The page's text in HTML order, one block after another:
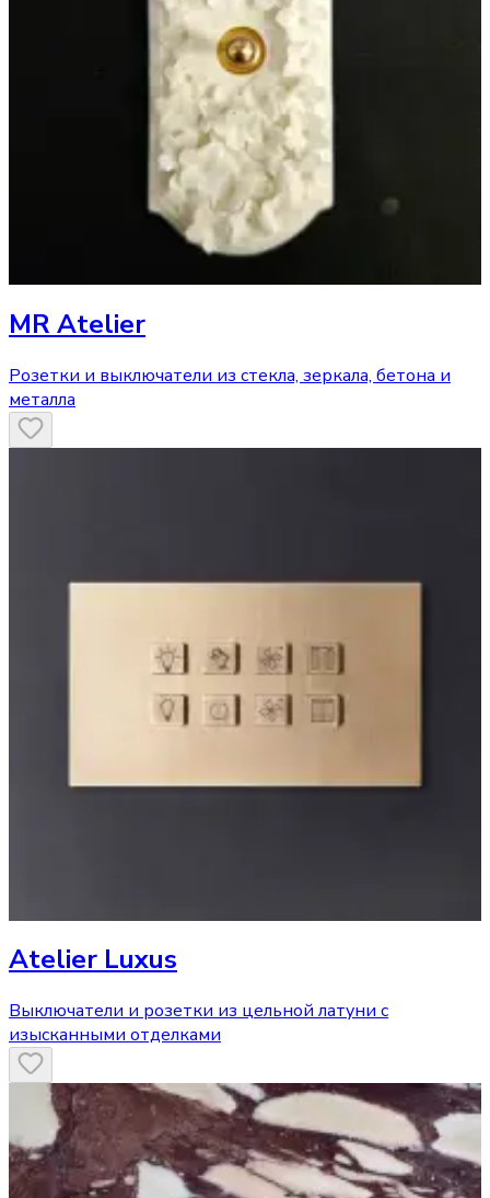
MR Atelier
Розетки и выключатели из стекла, зеркала, бетона и
металла
Atelier Luxus
Выключатели и розетки из цельной латуни с
изысканными отделками